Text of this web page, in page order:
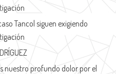
Tancol siguen exigiendo
nuestro profundo dolor por el